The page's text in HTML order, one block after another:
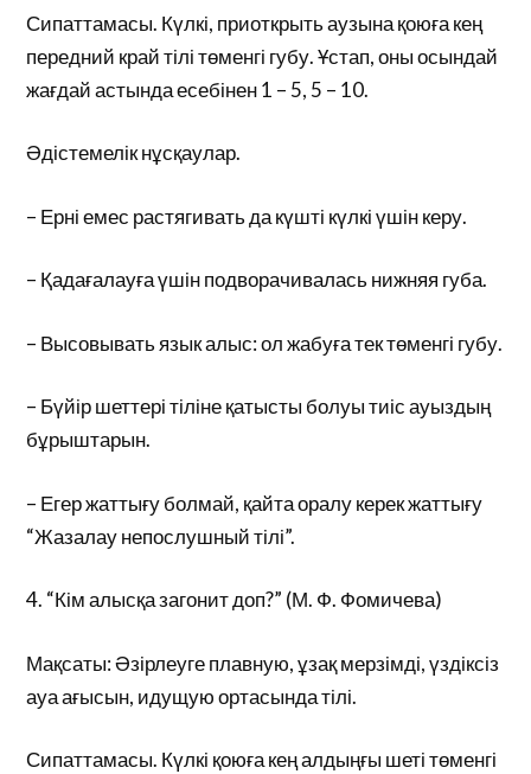
Сипаттамасы. Күлкі, приоткрыть аузына қоюға кең
передний край тілі төменгі губу. Ұстап, оны осындай
жағдай астында есебінен 1 – 5, 5 – 10.
Әдістемелік нұсқаулар.
– Ерні емес растягивать да күшті күлкі үшін керу.
– Қадағалауға үшін подворачивалась нижняя губа.
– Высовывать язык алыс: ол жабуға тек төменгі губу.
– Бүйір шеттері тіліне қатысты болуы тиіс ауыздың
бұрыштарын.
– Егер жаттығу болмай, қайта оралу керек жаттығу
“Жазалау непослушный тілі”.
4. “Кім алысқа загонит доп?” (М. Ф. Фомичева)
Мақсаты: Әзірлеуге плавную, ұзақ мерзімді, үздіксіз
ауа ағысын, идущую ортасында тілі.
Сипаттамасы. Күлкі қоюға кең алдыңғы шеті төменгі